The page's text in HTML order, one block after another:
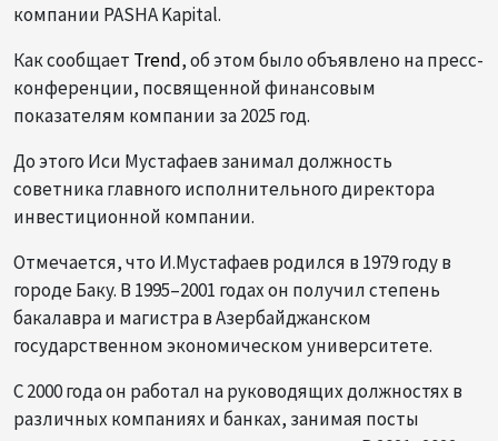
компании PASHA Kapital.
Как сообщает Trend, об этом было объявлено на пресс-
конференции, посвященной финансовым
показателям компании за 2025 год.
До этого Иси Мустафаев занимал должность
советника главного исполнительного директора
инвестиционной компании.
Отмечается, что И.Мустафаев родился в 1979 году в
городе Баку. В 1995–2001 годах он получил степень
бакалавра и магистра в Азербайджанском
государственном экономическом университете.
С 2000 года он работал на руководящих должностях в
различных компаниях и банках, занимая посты